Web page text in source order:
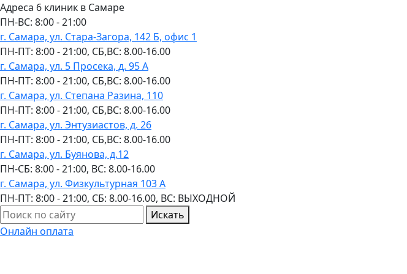
Адреса 6 клиник в Самаре
ПН-ВC: 8:00 - 21:00
г. Самара, ул. Стара-Загора, 142 Б, офис 1
ПН-ПТ: 8:00 - 21:00, СБ,ВС: 8.00-16.00
г. Самара, ул. 5 Просека, д. 95 А
ПН-ПТ: 8:00 - 21:00, СБ,ВС: 8.00-16.00
г. Самара, ул. Степана Разина, 110
ПН-ПТ: 8:00 - 21:00, СБ,ВС: 8.00-16.00
г. Самара, ул. Энтузиастов, д. 26
ПН-ПТ: 8:00 - 21:00, СБ,ВС: 8.00-16.00
г. Самара, ул. Буянова, д.12
ПН-СБ: 8:00 - 21:00, ВС: 8.00-16.00
г. Самара, ул. Физкультурная 103 А
ПН-ПТ: 8:00 - 21:00, СБ: 8.00-16.00, ВС: ВЫХОДНОЙ
Искать
Онлайн оплата